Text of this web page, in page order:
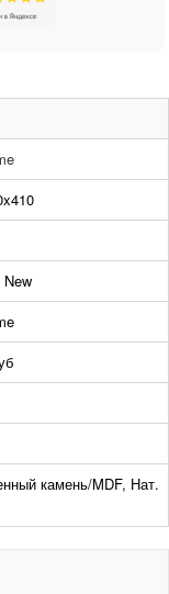
камень/MDF, Нат.